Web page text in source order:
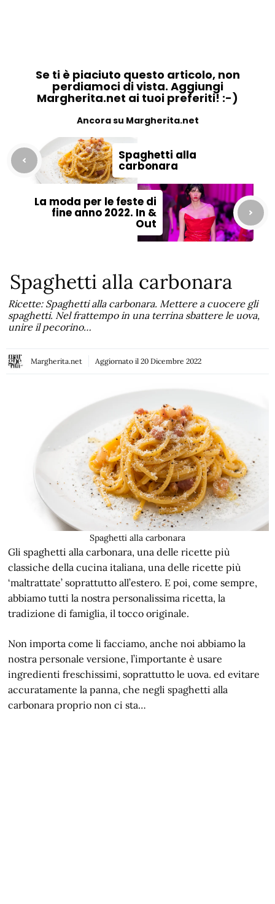
Se ti è piaciuto questo articolo, non
perdiamoci di vista. Aggiungi
Margherita.net ai tuoi preferiti! :-)
Ancora su Margherita.net
Spaghetti alla
carbonara
La moda per le feste di
fine anno 2022. In &
Out
Spaghetti alla carbonara
Ricette: Spaghetti alla carbonara. Mettere a cuocere gli
spaghetti. Nel frattempo in una terrina sbattere le uova,
unire il pecorino…
Margherita.net Aggiornato il 20 Dicembre 2022
Spaghetti alla carbonara
Gli spaghetti alla carbonara, una delle ricette più
classiche della cucina italiana, una delle ricette più
‘maltrattate’ soprattutto all’estero. E poi, come sempre,
abbiamo tutti la nostra personalissima ricetta, la
tradizione di famiglia, il tocco originale.
Non importa come li facciamo, anche noi abbiamo la
nostra personale versione, l’importante è usare
ingredienti freschissimi, soprattutto le uova. ed evitare
accuratamente la panna, che negli spaghetti alla
carbonara proprio non ci sta…